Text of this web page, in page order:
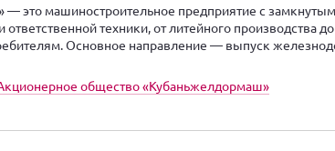
это машиностроительное предприятие с
техники, от литейного производства
Основное направление — выпуск
общество «Кубаньжелдормаш»